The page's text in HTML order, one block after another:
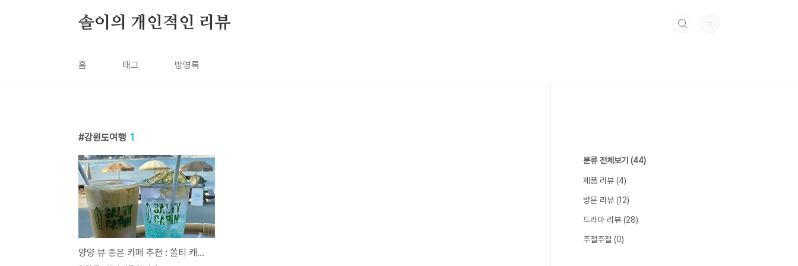
솔이의 개인적인 리뷰
홈 태그 방명록
강원도여행 1
양양 뷰 좋은 카페 추천 : 쏠티 캐빈 - 시그니처 음료 강추!
분류 전체보기 (44)
제품 리뷰 (4)
방문 리뷰 (12)
드라마 리뷰 (28)
주절주절 (0)